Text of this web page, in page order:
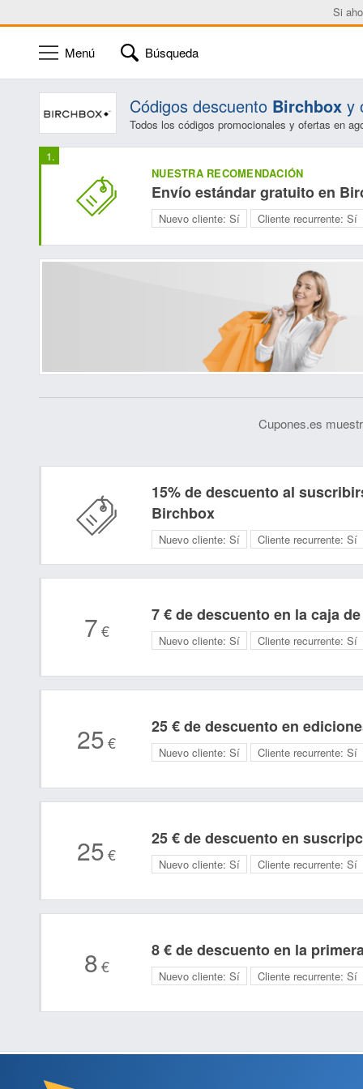
Si
Menú Búsqueda
Códigos descuento Birchbox y
Todos los códigos promocionales y ofertas en
NUESTRA RECOMENDACIÓN
Envío estándar gratuito en
Nuevo cliente: Sí Cliente recurrente: Sí
Cupones.es
15% de descuento al
Birchbox
Nuevo cliente: Sí Cliente recurrente: Sí
7€
7 € de descuento en la caja
Nuevo cliente: Sí Cliente recurrente: Sí
25€
25 € de descuento en
Nuevo cliente: Sí Cliente recurrente: Sí
25€
25 € de descuento en
Nuevo cliente: Sí Cliente recurrente: Sí
8€
8 € de descuento en la
Nuevo cliente: Sí Cliente recurrente: Sí